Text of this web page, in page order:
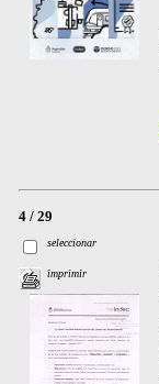
4 / 29
seleccionar
imprimir